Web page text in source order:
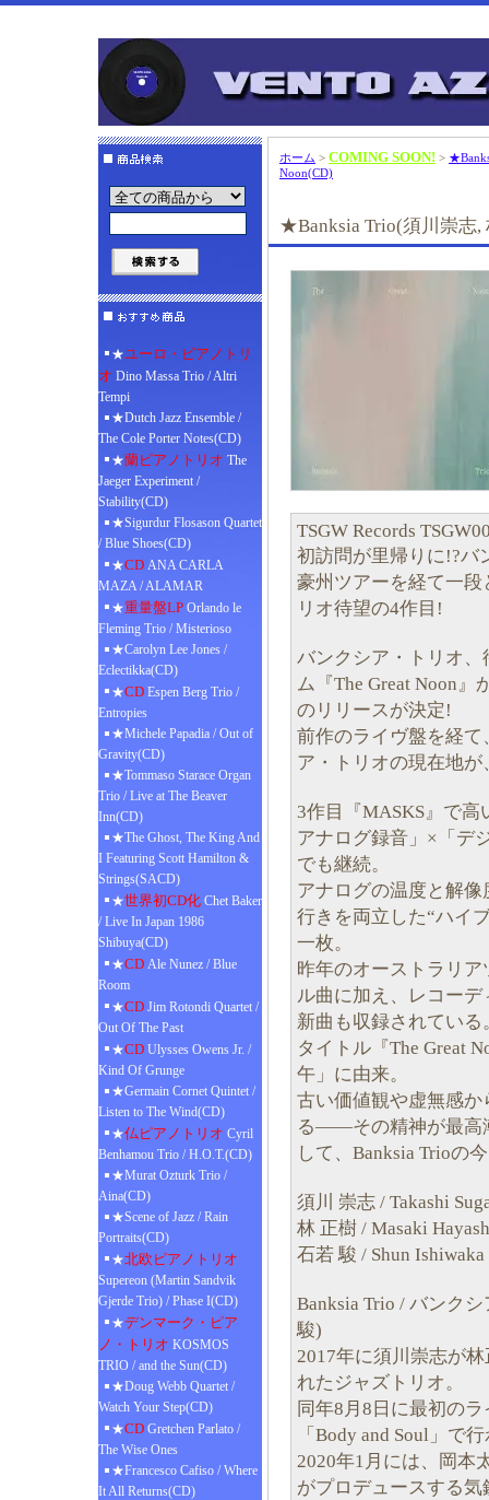
★ユーロ・ピアノトリ
オ Dino Massa Trio / Altri
Tempi
★Dutch Jazz Ensemble /
The Cole Porter Notes(CD)
★蘭ピアノトリオ The
Jaeger Experiment /
Stability(CD)
★Sigurdur Flosason Quartet
/ Blue Shoes(CD)
★CD ANA CARLA
MAZA / ALAMAR
★重量盤LP Orlando le
Fleming Trio / Misterioso
★Carolyn Lee Jones /
Eclectikka(CD)
★CD Espen Berg Trio /
Entropies
★Michele Papadia / Out of
Gravity(CD)
★Tommaso Starace Organ
Trio / Live at The Beaver
Inn(CD)
★The Ghost, The King And
I Featuring Scott Hamilton &
Strings(SACD)
★世界初CD化 Chet Baker
/ Live In Japan 1986
Shibuya(CD)
★CD Ale Nunez / Blue
Room
★CD Jim Rotondi Quartet /
Out Of The Past
★CD Ulysses Owens Jr. /
Kind Of Grunge
★Germain Cornet Quintet /
Listen to The Wind(CD)
★仏ピアノトリオ Cyril
Benhamou Trio / H.O.T.(CD)
★Murat Ozturk Trio /
Aina(CD)
★Scene of Jazz / Rain
Portraits(CD)
★北欧ピアノトリオ
Supereon (Martin Sandvik
Gjerde Trio) / Phase I(CD)
★デンマーク・ピア
ノ・トリオ KOSMOS
TRIO / and the Sun(CD)
★Doug Webb Quartet /
Watch Your Step(CD)
★CD Gretchen Parlato /
The Wise Ones
★Francesco Cafiso / Where
It All Returns(CD)
ホーム > COMING SOON! >
Noon(CD)
★Banksia Trio(須川崇志,
TSGW Records
初訪問が里帰りに!?バ
豪州ツアーを経て一
リオ待望の4作目!
バンクシア・トリオ
ム『The Great Noon
のリリースが決定!
前作のライヴ盤を経
ア・トリオの現在地
3作目『MASKS』で
アナログ録音」×「デ
でも継続。
アナログの温度と解
行きを両立した“ハイ
一枚。
昨年のオーストラリ
ル曲に加え、レコー
新曲も収録されている
タイトル『The Great
午」に由来。
古い価値観や虚無感
る——その精神が最高
して、Banksia Trioの
須川 崇志 / Takashi
林 正樹 / Masaki
石若 駿 / Shun
Banksia Trio / バンク
駿)
2017年に須川崇志が
れたジャズトリオ。
同年8月8日に最初の
「Body and Soul」で
2020年1月には、岡本
がプロデュースする